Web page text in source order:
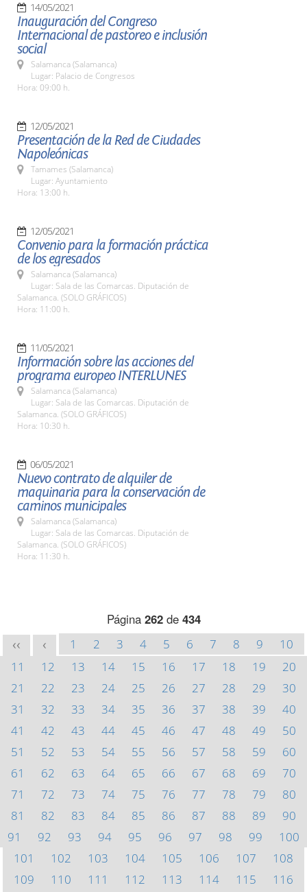
14/05/2021
Inauguración del Congreso
Internacional de pastoreo e inclusión
social
Salamanca (Salamanca)
Lugar: Palacio de Congresos
Hora: 09:00 h.
12/05/2021
Presentación de la Red de Ciudades
Napoleónicas
Tamames (Salamanca)
Lugar: Ayuntamiento
Hora: 13:00 h.
12/05/2021
Convenio para la formación práctica
de los egresados
Salamanca (Salamanca)
Lugar: Sala de las Comarcas. Diputación de
Salamanca. (SOLO GRÁFICOS)
Hora: 11:00 h.
11/05/2021
Información sobre las acciones del
programa europeo INTERLUNES
Salamanca (Salamanca)
Lugar: Sala de las Comarcas. Diputación de
Salamanca. (SOLO GRÁFICOS)
Hora: 10:30 h.
06/05/2021
Nuevo contrato de alquiler de
maquinaria para la conservación de
caminos municipales
Salamanca (Salamanca)
Lugar: Sala de las Comarcas. Diputación de
Salamanca. (SOLO GRÁFICOS)
Hora: 11:30 h.
Página 262de 434
<< < 1 2 3 4 5 6 7 8 9
10
11
12 13 14 15 16 17 18 19
20
21
22 23 24 25 26 27 28 29
30
31
32 33 34 35 36 37 38 39
40
41
42 43 44 45 46 47 48 49
50
51
52 53 54 55 56 57 58 59
60
61
62 63 64 65 66 67 68 69
70
71
72 73 74 75 76 77 78 79
80
81
82 83 84 85 86 87 88 89
90
91
92 93 94 95 96 97 98 99
100
101
102 103 104 105 106 107
108
109
110 111 112 113 114 115
116